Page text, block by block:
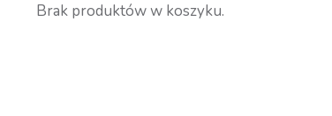
Brak produktów w koszyku.